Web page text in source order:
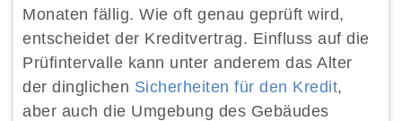
Monaten fällig. Wie oft genau geprüft wird,
entscheidet der Kreditvertrag. Einfluss auf die
Prüfintervalle kann unter anderem das Alter
der dinglichen Sicherheiten für den Kredit,
aber auch die Umgebung des Gebäudes